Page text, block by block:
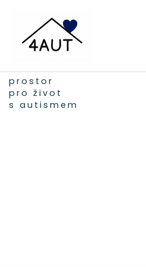
obsah
prostor
pro život
s autismem